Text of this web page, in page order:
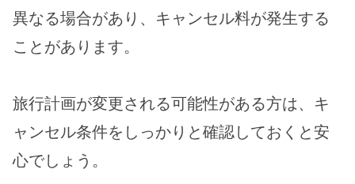
異なる場合があり、キャンセル料が発生する
ことがあります。
旅行計画が変更される可能性がある方は、キ
ャンセル条件をしっかりと確認しておくと安
心でしょう。